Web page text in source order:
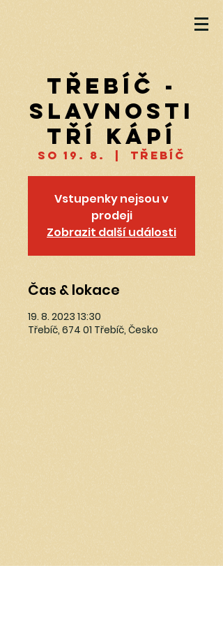
Třebíč -
Slavnosti
tří kápí
so 19. 8. Třebíč
Vstupenky nejsou v
prodeji
Zobrazit další události
Čas & lokace
19. 8. 2023 13:30
Třebíč, 674 01 Třebíč, Česko